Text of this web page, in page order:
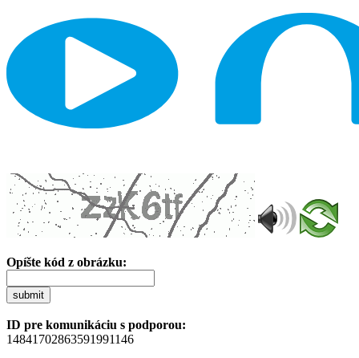
Opíšte kód z obrázku:
submit
ID pre komunikáciu s podporou:
14841702863591991146